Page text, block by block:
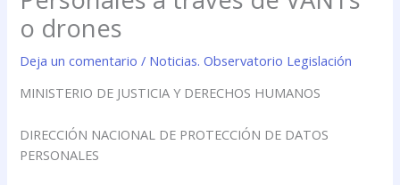
o drones
Deja un comentario / Noticias. Observatorio Legislación
MINISTERIO DE JUSTICIA Y DERECHOS HUMANOS
DIRECCIÓN NACIONAL DE PROTECCIÓN DE DATOS
PERSONALES